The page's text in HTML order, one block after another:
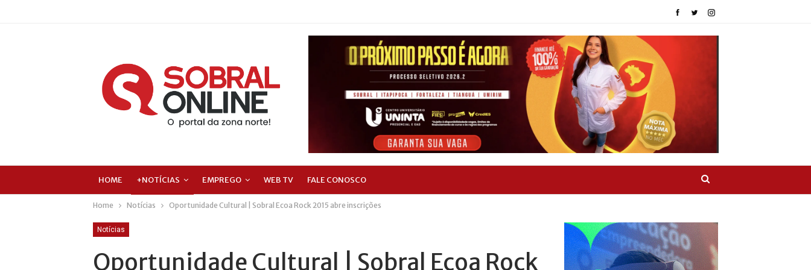
HOME +NOTÍCIAS EMPREGO WEB TV FALE CONOSCO
Home Notícias Oportunidade Cultural | Sobral Ecoa Rock 2015 abre inscrições
Notícias
Oportunidade Cultural | Sobral Ecoa Rock